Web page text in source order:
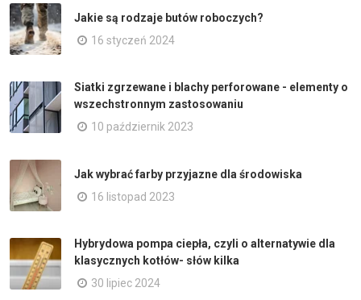
Jakie są rodzaje butów roboczych?
16 styczeń 2024
Siatki zgrzewane i blachy perforowane - elementy o
wszechstronnym zastosowaniu
10 październik 2023
Jak wybrać farby przyjazne dla środowiska
16 listopad 2023
Hybrydowa pompa ciepła, czyli o alternatywie dla
klasycznych kotłów- słów kilka
30 lipiec 2024